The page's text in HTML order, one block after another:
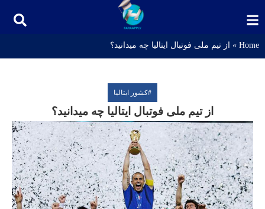
Home
» از تیم ملی فوتبال ایتالیا چه میدانید؟
#کشور ایتالیا
از تیم ملی فوتبال ایتالیا چه میدانید؟